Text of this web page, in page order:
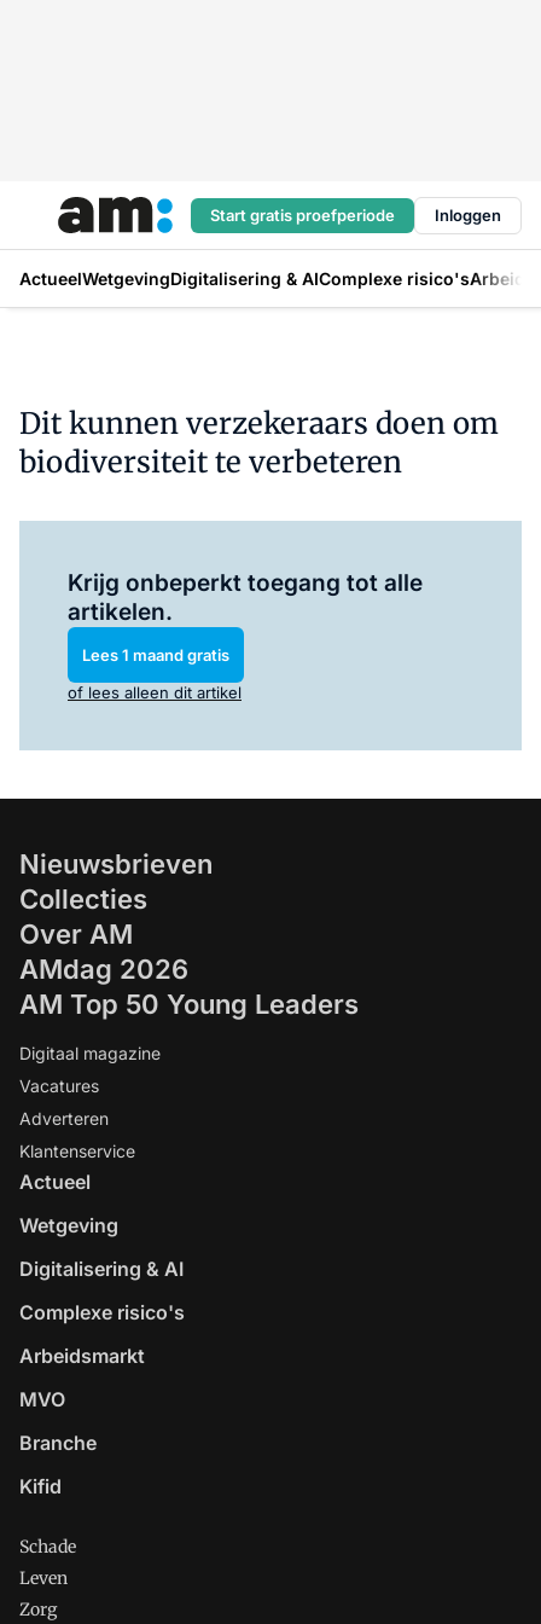
Start gratis proefperiode Inloggen
ActueelWetgevingDigitalisering & AIComplexe risico's
Dit kunnen verzekeraars doen om
biodiversiteit te verbeteren
Krijg onbeperkt toegang tot alle
artikelen.
Lees 1 maand gratis
of lees alleen dit artikel
Nieuwsbrieven
Collecties
Over AM
AMdag 2026
AM Top 50 Young Leaders
Digitaal magazine
Vacatures
Adverteren
Klantenservice
Actueel
Wetgeving
Digitalisering & AI
Complexe risico's
Arbeidsmarkt
MVO
Branche
Kifid
Schade
Leven
Zorg